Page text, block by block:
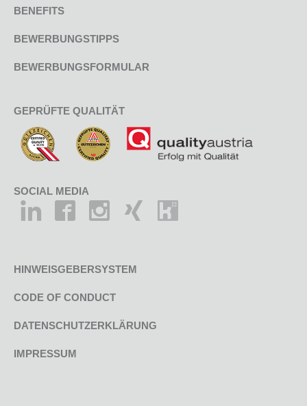
BENEFITS
BEWERBUNGSTIPPS
BEWERBUNGSFORMULAR
GEPRÜFTE QUALITÄT
SOCIAL MEDIA
HINWEISGEBERSYSTEM
CODE OF CONDUCT
DATENSCHUTZERKLÄRUNG
IMPRESSUM